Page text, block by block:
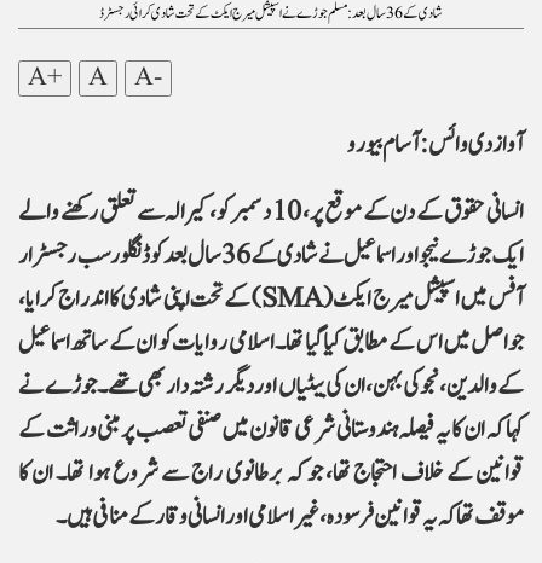
شادی کے 36 سال بعد : مسلم جوڑے نے اسپیشل میرج ایکٹ کے تحت شادی کرائی رجسٹرڈ
A+ A A-
انسانی حقوق کے دن کے موقع پر، 10 دسمبر کو، کیرالہ سے تعلق رکھنے والے
ایک جوڑے نیجو اور اسماعیل نے شادی کے 36 سال بعد کوڈنگلور سب رجسٹرار
آفس میں اسپیشل میرج ایکٹ (SMA) کے تحت اپنی شادی کا اندراج کرایا،
جو اصل میں اس کے مطابق کیا گیا تھا۔ اسلامی روایات کو ان کے ساتھ اسماعیل
کے والدین، نجو کی بہن، ان کی بیٹیاں اور دیگر رشتہ دار بھی تھے۔جوڑے نے
کہا کہ ان کا یہ فیصلہ ہندوستانی شرعی قانون میں صنفی تعصب پر مبنی وراثت کے
قوانین کے خلاف احتجاج تھا، جو کہ برطانوی راج سے شروع ہوا تھا۔ ان کا
موقف تھا کہ یہ قوانین فرسودہ، غیر اسلامی اور انسانی وقار کے منافی ہیں۔